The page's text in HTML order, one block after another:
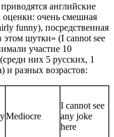
английские
очень смешная
funny), посредственная
этом шутки» (I cannot see
участие 10
них 5 русских, 1
и разных возрастов:
Mediocre
I cannot see
any joke
here